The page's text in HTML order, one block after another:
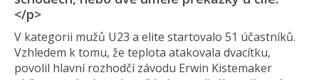
</p>
V kategorii mužů U23 a elite startovalo 51 účastníků.
Vzhledem k tomu, že teplota atakovala dvacítku,
povolil hlavní rozhodčí závodu Erwin Kistemaker